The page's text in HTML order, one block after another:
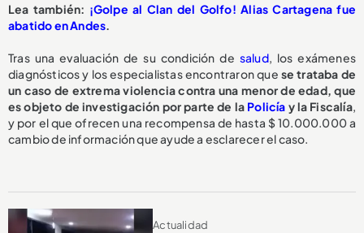
Lea también: ¡Golpe al Clan del Golfo! Alias Cartagena fue
abatido en Andes.
Tras una evaluación de su condición de salud, los exámenes
diagnósticos y los especialistas encontraron que se trataba de
un caso de extrema violencia contra una menor de edad, que
es objeto de investigación por parte de la Policía y la Fiscalía,
y por el que ofrecen una recompensa de hasta $ 10.000.000 a
cambio de información que ayude a esclarecer el caso.
Actualidad